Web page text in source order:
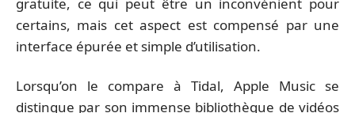
certains, mais cet aspect est compensé par une
interface épurée et simple d’utilisation.
Lorsqu’on le compare à Tidal, Apple Music se
distingue par son immense bibliothèque de vidéos